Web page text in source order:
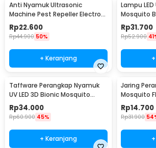
Anti Nyamuk Ultrasonic
Machine Pest Repeller Electro
EU Plug - HR-533
Rp22.600
Rp44.900 50%
+ Keranjang
Lampu
Mosquito
E27 Cool
Rp31.700
Rp52.900
Taffware Perangkap Nyamuk
UV LED 3D Bionic Mosquito
Repellent - 139
Rp34.000
Rp60.900 45%
+ Keranjang
Jaring
Mosquito
Net 23cm -
Rp14.700
Rp31.900